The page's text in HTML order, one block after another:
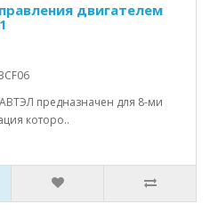
двигателем
предназначен для 8-ми
которо..